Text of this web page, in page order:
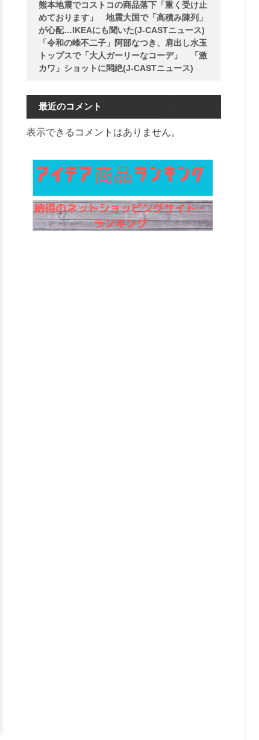
熊本地震でコストコの商品落下「重く受け止
めております」 地震大国で「高積み陳列」
が心配…IKEAにも聞いた(J-CASTニュース)
「令和の峰不二子」阿部なつき、肩出し水玉
トップスで「大人ガーリーなコーデ」 「激
カワ」ショットに悶絶(J-CASTニュース)
最近のコメント
表示できるコメントはありません。